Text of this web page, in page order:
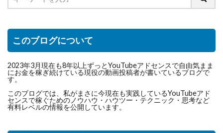
このブログについて
2023年3月現在も8年以上ずっとYouTubeアドセンスで自由気まま
にお金を稼ぎ続けている現役の動画投稿者が書いているブログで
す。
このブログでは、私がまさに今現在も実践しているYouTubeアド
センスで稼ぐためのノウハウ・ハウツー・テクニック・思考など
有料レベルの情報を公開しています。